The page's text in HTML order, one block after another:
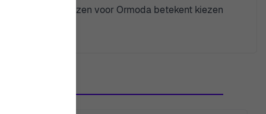
gerust, kiezen voor Ormoda betekent kiezen